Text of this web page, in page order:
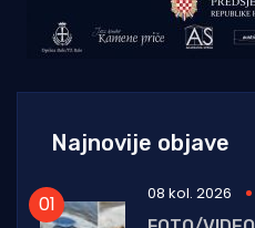
Najnovije objave
08 kol. 2026